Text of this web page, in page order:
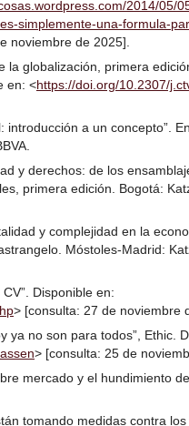
2014/05/
simplemente-una-formula-
noviembre de 2025].
la globalización, primera
en: <https://doi.org/10.2307/
introducción a un concepto”.
y derechos: de los
primera edición. Bogotá:
y complejidad en la
Móstoles-Madrid:
Disponible en:
> [consulta: 27 de noviembre
ya no son para todos”, Ethic.
> [consulta: 25 de
mercado y el hundimiento
tomando medidas contra